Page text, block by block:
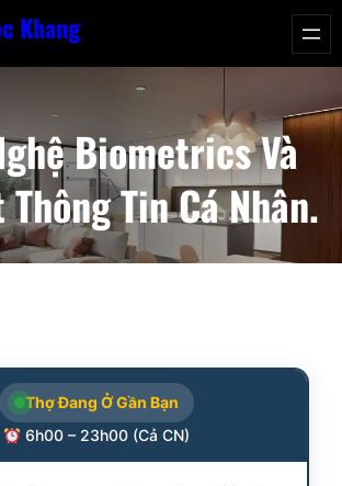
Khang
Biometrics Và
Tin Cá Nhân.
Thợ Đang Ở Gần Bạn
6h00 – 23h00 (Cả CN)